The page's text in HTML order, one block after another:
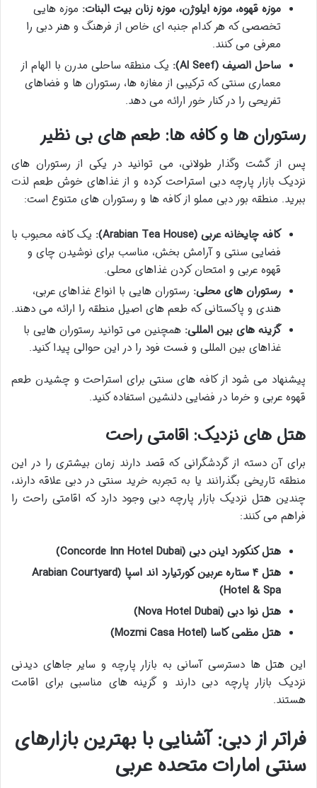
موزه قهوه، موزه ایلوژن، موزه زنان بیت البنات: موزه هایی
تخصصی که هر کدام جنبه ای خاص از فرهنگ و هنر دبی را
معرفی می کنند.
ساحل الصیف (Al Seef):
یک منطقه ساحلی مدرن با الهام از
معماری سنتی که ترکیبی از مغازه ها، رستوران ها و فضاهای
تفریحی را در کنار خور ارائه می دهد.
رستوران ها و کافه ها: طعم های بی نظیر
پس از گشت وگذار طولانی، می توانید در یکی از رستوران های
نزدیک بازار پارچه دبی استراحت کرده و از غذاهای خوش طعم لذت
ببرید. منطقه بور دبی مملو از کافه ها و رستوران های متنوع است:
کافه چایخانه عربی (Arabian Tea House):
یک کافه محبوب با
فضایی سنتی و آرامش بخش، مناسب برای نوشیدن چای و
قهوه عربی و امتحان کردن غذاهای محلی.
رستوران های محلی: رستوران هایی با انواع غذاهای عربی،
هندی و پاکستانی که طعم های اصیل منطقه را ارائه می دهند.
گزینه های بین المللی: همچنین می توانید رستوران هایی با
غذاهای بین المللی و فست فود را در این حوالی پیدا کنید.
پیشنهاد می شود از کافه های سنتی برای استراحت و چشیدن طعم
قهوه عربی و خرما در فضایی دلنشین استفاده کنید.
هتل های نزدیک: اقامتی راحت
برای آن دسته از گردشگرانی که قصد دارند زمان بیشتری را در این
منطقه تاریخی بگذرانند یا به تجربه خرید سنتی در دبی علاقه دارند،
چندین هتل نزدیک بازار پارچه دبیوجود دارد که اقامتی راحت را
فراهم می کنند:
هتل کنکورد اینن دبی (Concorde Inn Hotel Dubai)
هتل ۴ ستاره عربین کورتیارد اند اسپا (Arabian Courtyard
Hotel & Spa)
هتل نوا دبی (Nova Hotel Dubai)
هتل مظمی کاسا (Mozmi Casa Hotel)
این هتل ها دسترسی آسانی به بازار پارچه و سایر جاهای دیدنی
نزدیک بازار پارچه دبیدارند و گزینه های مناسبی برای اقامت
هستند.
فراتر از دبی: آشنایی با بهترین بازارهای
سنتی امارات متحده عربی